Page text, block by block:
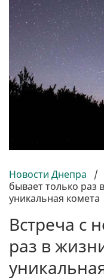
Новости Днепра /
бывает только раз
уникальная комета
Встреча с
раз в